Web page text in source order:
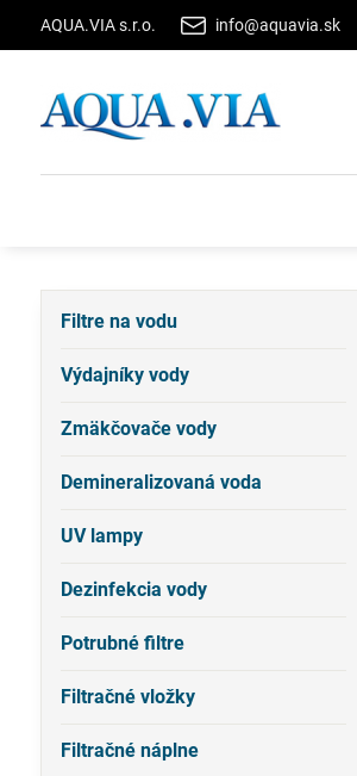
AQUA.VIA s.r.o. info@aquavia.sk
Filtre na vodu
Výdajníky vody
Zmäkčovače vody
Demineralizovaná voda
UV lampy
Dezinfekcia vody
Potrubné filtre
Filtračné vložky
Filtračné náplne